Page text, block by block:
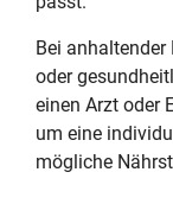
Bei
oder
einen Arzt oder
um eine
mögliche